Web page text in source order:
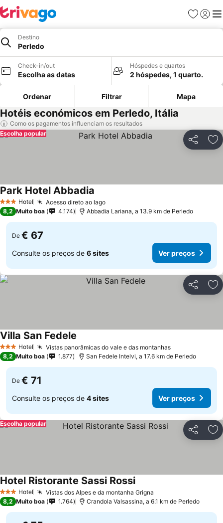
Favoritos
Iniciar
Destino
Perledo
Check-in/out
Escolha as datas
Hóspedes e quartos
2 hóspedes, 1 quarto.
Ordenar Filtrar Mapa
Hotéis económicos em Perledo, Itália
Como os pagamentos influenciam os resultados
Partilhar
Escolha popular
3 EstrelasHotel Acesso direto ao lago
Park Hotel Abbadia
8,2 Muito boa 4.174 Abbadia Lariana, a 13.9 km de Perledo
De € 67
Consulte os preços de 6 sites Ver preços
Partilhar
3 EstrelasHotel Vistas panorâmicas do vale e das montanhas
Villa San Fedele
8,2 Muito boa 1.877 San Fedele Intelvi, a 17.6 km de Perledo
De € 71
Consulte os preços de 4 sites Ver preços
Partilhar
Escolha popular
3 EstrelasHotel Vistas dos Alpes e da montanha Grigna
Hotel Ristorante Sassi Rossi
8,2 Muito boa 1.764 Crandola Valsassina, a 6.1 km de Perledo